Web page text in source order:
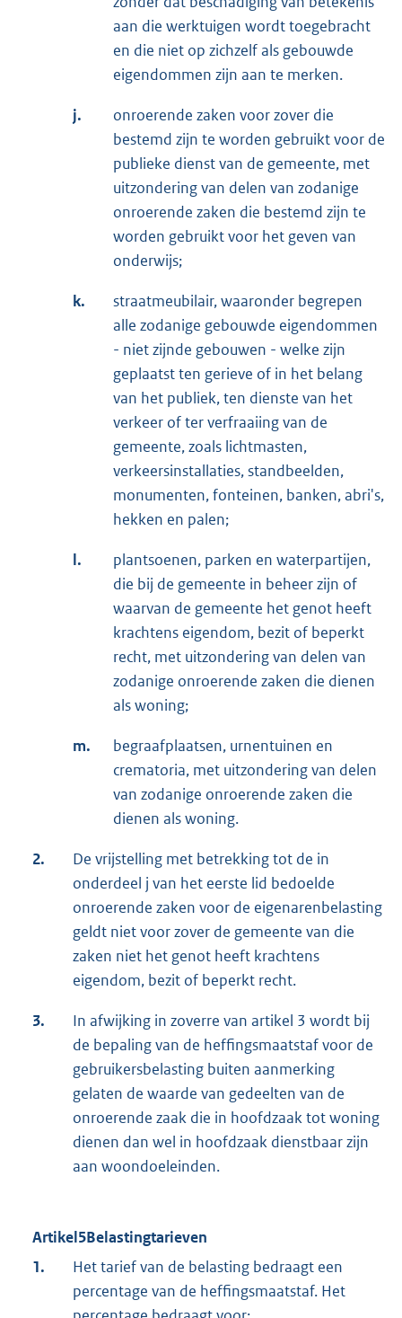
aan die werktuigen wordt toegebracht
en die niet op zichzelf als gebouwde
eigendommen zijn aan te merken.
j.
onroerende zaken voor zover die
bestemd zijn te worden gebruikt voor de
publieke dienst van de gemeente, met
uitzondering van delen van zodanige
onroerende zaken die bestemd zijn te
worden gebruikt voor het geven van
onderwijs;
k.
straatmeubilair, waaronder begrepen
alle zodanige gebouwde eigendommen
- niet zijnde gebouwen - welke zijn
geplaatst ten gerieve of in het belang
van het publiek, ten dienste van het
verkeer of ter verfraaiing van de
gemeente, zoals lichtmasten,
verkeersinstallaties, standbeelden,
monumenten, fonteinen, banken, abri's,
hekken en palen;
l.
plantsoenen, parken en waterpartijen,
die bij de gemeente in beheer zijn of
waarvan de gemeente het genot heeft
krachtens eigendom, bezit of beperkt
recht, met uitzondering van delen van
zodanige onroerende zaken die dienen
als woning;
m.
begraafplaatsen, urnentuinen en
crematoria, met uitzondering van delen
van zodanige onroerende zaken die
dienen als woning.
2.
De vrijstelling met betrekking tot de in
onderdeel j van het eerste lid bedoelde
onroerende zaken voor de eigenarenbelasting
geldt niet voor zover de gemeente van die
zaken niet het genot heeft krachtens
eigendom, bezit of beperkt recht.
3.
In afwijking in zoverre van artikel 3 wordt bij
de bepaling van de heffingsmaatstaf voor de
gebruikersbelasting buiten aanmerking
gelaten de waarde van gedeelten van de
onroerende zaak die in hoofdzaak tot woning
dienen dan wel in hoofdzaak dienstbaar zijn
aan woondoeleinden.
Artikel5Belastingtarieven
1.
Het tarief van de belasting bedraagt een
percentage van de heffingsmaatstaf. Het